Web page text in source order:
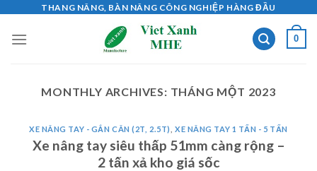
content
THANG NÂNG, BÀN NÂNG CÔNG NGHIỆP HÀNG ĐẦU
0
MONTHLY ARCHIVES: THÁNG MỘT 2023
XE NÂNG TAY - GẮN CÂN (2T, 2.5T) ,XE NÂNG TAY 1 TẤN - 5 TẤN
Xe nâng tay siêu thấp 51mm càng rộng –
2 tấn xả kho giá sốc